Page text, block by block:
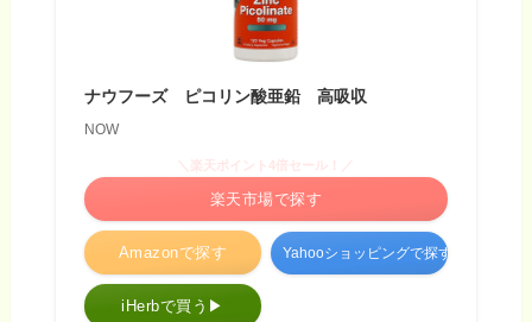
ナウフーズ ピコリン酸亜鉛 高吸収
NOW
Amazonで探す
＼楽天ポイント4倍セール！／
楽天市場で探す
Yahooショッピングで探す
iHerbで買う▶